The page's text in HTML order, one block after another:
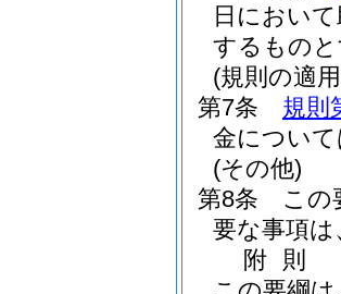
日におい
するもの
(規則の適
第7条
規則
金につい
(その他)
第8条
この
要な事項
附 則